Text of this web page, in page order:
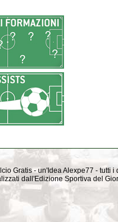
Gratis - un'Idea Alexpe77 -
dall'Edizione Sportiva del